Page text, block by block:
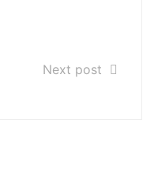
Next post